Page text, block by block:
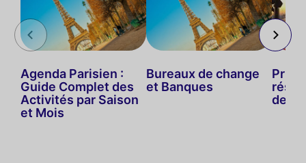
Agenda Parisien :
Guide Complet des
Activités par Saison
et Mois
Bureaux de change
et Banques
de